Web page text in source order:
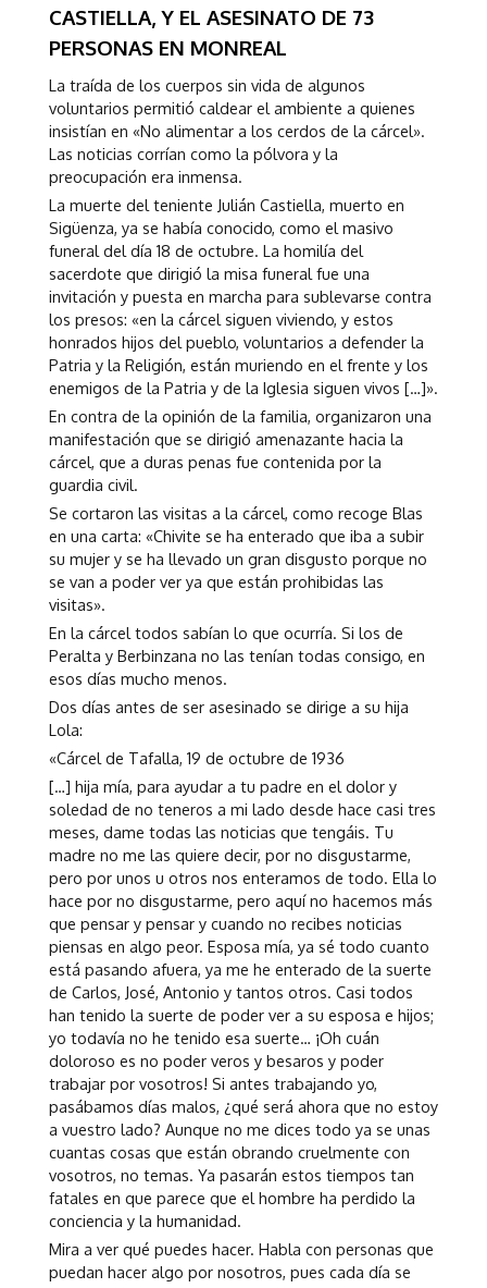
CASTIELLA, Y EL ASESINATO DE 73
PERSONAS EN MONREAL
La traída de los cuerpos sin vida de algunos
voluntarios permitió caldear el ambiente a quienes
insistían en «No alimentar a los cerdos de la cárcel».
Las noticias corrían como la pólvora y la
preocupación era inmensa.
La muerte del teniente Julián Castiella, muerto en
Sigüenza, ya se había conocido, como el masivo
funeral del día 18 de octubre. La homilía del
sacerdote que dirigió la misa funeral fue una
invitación y puesta en marcha para sublevarse contra
los presos: «en la cárcel siguen viviendo, y estos
honrados hijos del pueblo, voluntarios a defender la
Patria y la Religión, están muriendo en el frente y los
enemigos de la Patria y de la Iglesia siguen vivos […]».
En contra de la opinión de la familia, organizaron una
manifestación que se dirigió amenazante hacia la
cárcel, que a duras penas fue contenida por la
guardia civil.
Se cortaron las visitas a la cárcel, como recoge Blas
en una carta: «Chivite se ha enterado que iba a subir
su mujer y se ha llevado un gran disgusto porque no
se van a poder ver ya que están prohibidas las
visitas».
En la cárcel todos sabían lo que ocurría. Si los de
Peralta y Berbinzana no las tenían todas consigo, en
esos días mucho menos.
Dos días antes de ser asesinado se dirige a su hija
Lola:
«Cárcel de Tafalla, 19 de octubre de 1936
[…] hija mía, para ayudar a tu padre en el dolor y
soledad de no teneros a mi lado desde hace casi tres
meses, dame todas las noticias que tengáis. Tu
madre no me las quiere decir, por no disgustarme,
pero por unos u otros nos enteramos de todo. Ella lo
hace por no disgustarme, pero aquí no hacemos más
que pensar y pensar y cuando no recibes noticias
piensas en algo peor. Esposa mía, ya sé todo cuanto
está pasando afuera, ya me he enterado de la suerte
de Carlos, José, Antonio y tantos otros. Casi todos
han tenido la suerte de poder ver a su esposa e hijos;
yo todavía no he tenido esa suerte… ¡Oh cuán
doloroso es no poder veros y besaros y poder
trabajar por vosotros! Si antes trabajando yo,
pasábamos días malos, ¿qué será ahora que no estoy
a vuestro lado? Aunque no me dices todo ya se unas
cuantas cosas que están obrando cruelmente con
vosotros, no temas. Ya pasarán estos tiempos tan
fatales en que parece que el hombre ha perdido la
conciencia y la humanidad.
Mira a ver qué puedes hacer. Habla con personas que
puedan hacer algo por nosotros, pues cada día se